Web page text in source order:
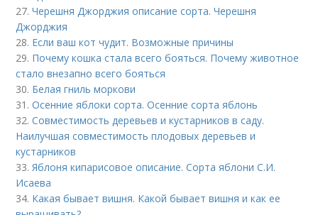
27.Черешня Джорджия описание сорта. Черешня
Джорджия
28. Если ваш кот чудит. Возможные причины
29. Почему кошка стала всего бояться. Почему животное
стало внезапно всего бояться
30. Белая гниль моркови
31.Осенние яблоки сорта. Осенние сорта яблонь
32.Совместимость деревьев и кустарников в саду.
Наилучшая совместимость плодовых деревьев и
кустарников
33. Яблоня кипарисовое описание. Сорта яблони С.И.
Исаева
34. Какая бывает вишня. Какой бывает вишня и как ее